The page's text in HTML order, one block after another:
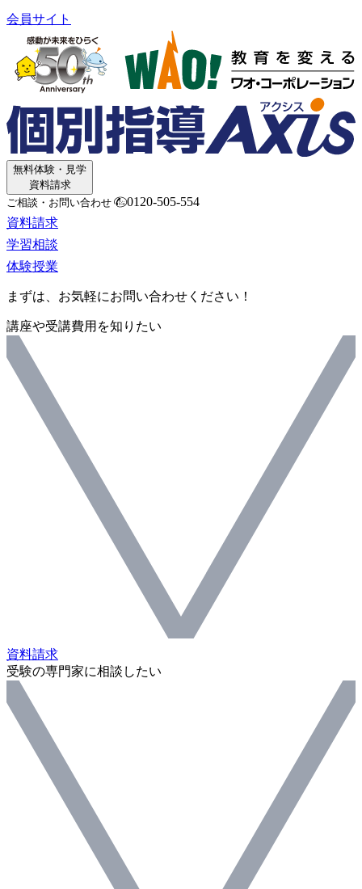
会員サイト
無料体験・見学
資料請求
ご相談・お問い合わせ
0120-505-554
資料請求
学習相談
体験授業
まずは、お気軽にお問い合わせください！
講座や受講費用を知りたい
資料請求
受験の専門家に相談したい